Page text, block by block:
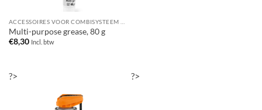
Multi-purpose grease, 80 g
€8,30 Incl. btw
?> ?>